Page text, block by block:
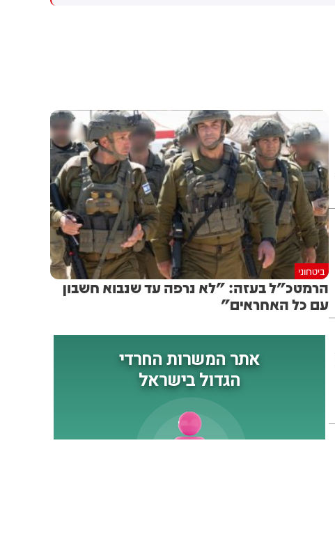
ביטחוני
הרמטכ"ל בעזה: "לא נרפה עד שנבוא חשבון
עם כל האחראים"